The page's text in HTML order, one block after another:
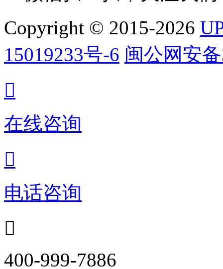
Copyright © 2015-2026
15019233号-6 闽公网安

在线咨询

电话咨询

400-999-7886